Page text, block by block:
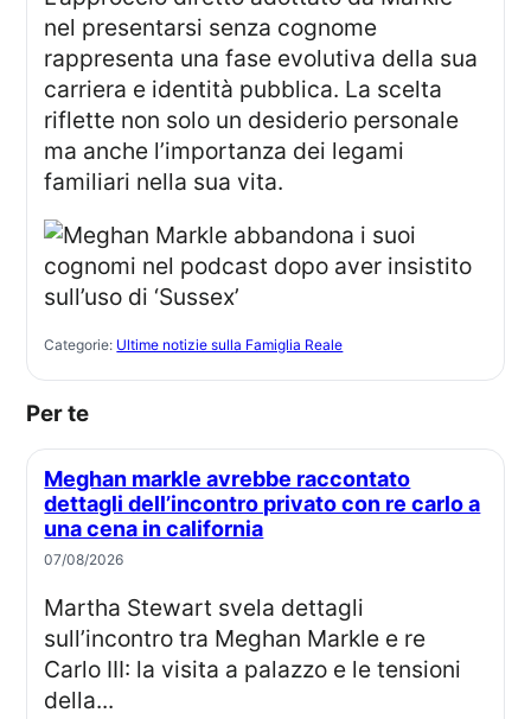
nel presentarsi senza cognome
rappresenta una fase evolutiva della sua
carriera e identità pubblica. La scelta
riflette non solo un desiderio personale
ma anche l’importanza dei legami
familiari nella sua vita.
Categorie: Ultime notizie sulla Famiglia Reale
Per te
Meghan markle avrebbe raccontato
dettagli dell’incontro privato con re carlo a
una cena in california
07/08/2026
Martha Stewart svela dettagli
sull’incontro tra Meghan Markle e re
Carlo III: la visita a palazzo e le tensioni
della...